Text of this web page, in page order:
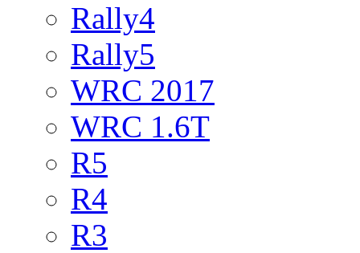
Rally4
Rally5
WRC 2017
WRC 1.6T
R5
R4
R3